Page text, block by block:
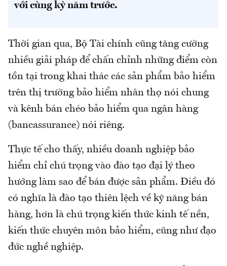
với cùng kỳ năm trước.
Thời gian qua, Bộ Tài chính cũng tăng cường
nhiều giải pháp để chấn chỉnh những điểm còn
tồn tại trong khai thác các sản phẩm bảo hiểm
trên thị trường bảo hiểm nhân thọ nói chung
và kênh bán chéo bảo hiểm qua ngân hàng
(bancassurance) nói riêng.
Thực tế cho thấy, nhiều doanh nghiệp bảo
hiểm chỉ chú trọng vào đào tạo đại lý theo
hướng làm sao để bán được sản phẩm. Điều đó
có nghĩa là đào tạo thiên lệch về kỹ năng bán
hàng, hơn là chú trọng kiến thức kinh tế nền,
kiến thức chuyên môn bảo hiểm, cũng như đạo
đức nghề nghiệp.